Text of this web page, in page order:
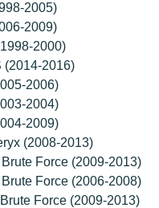
2005)
2009)
2000)
(2014-2016)
2006)
2004)
2009)
(2008-2013)
Force (2009-2013)
Force (2006-2008)
Force (2009-2013)